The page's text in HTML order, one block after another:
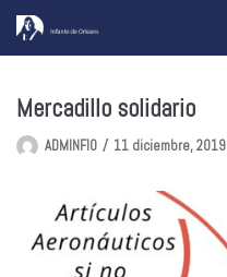
Saltar
Mercadillo solidario
ADMINFIO 11 diciembre, 2019